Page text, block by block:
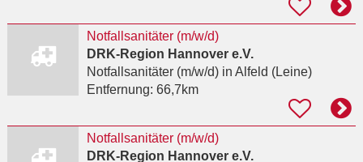
Notfallsanitäter (m/w/d)
DRK-Region Hannover e.V.
Notfallsanitäter (m/w/d)in Alfeld (Leine)
Entfernung: 66,7km
Notfallsanitäter (m/w/d)
DRK-Region Hannover e.V.